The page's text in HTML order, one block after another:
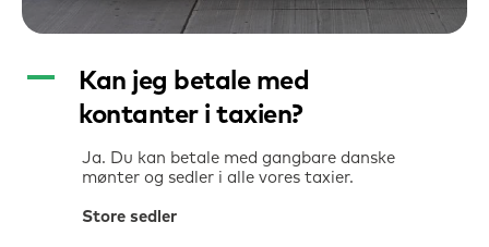
A
Kan jeg betale med
kontanter i taxien?
Ja. Du kan betale med gangbare danske
mønter og sedler i alle vores taxier.
Store sedler